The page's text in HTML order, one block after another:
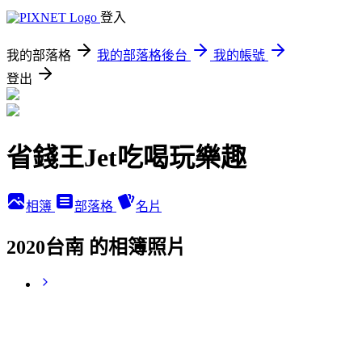
登入
我的部落格 我的部落格後台
我的帳號
登出
省錢王Jet吃喝玩樂趣
相簿 部落格 名片
2020台南 的相簿照片